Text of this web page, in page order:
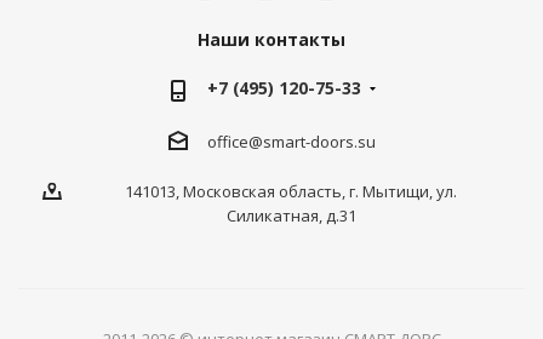
Наши контакты
+7 (495) 120-75-33
office@smart-doors.su
141013, Московская область, г. Мытищи, ул.
Силикатная, д.31